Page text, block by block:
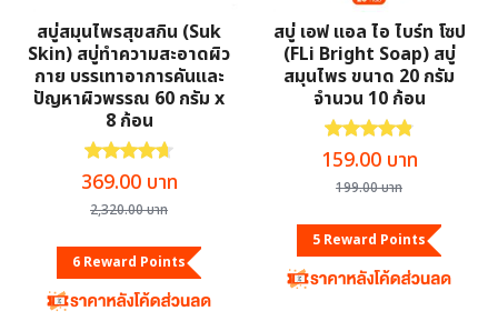
าชิก
อาหารและเครื่องดื่ม 3333
สินค้า
กาแฟเพื่อสุขภาพ 1212
สินค้า
อาหาร 55
สินค้า
เครื่องดื่มรังนก
เครื่องดื่มเพื่อสุขภาพ
ความงาม 7272
ครีมบำรุงผิวหน้า 99
สินค้า
เซรั่มบำรุงผิวหน้า 33
สินค้า
ครีมกันแดด 22
สบู่สมุนไพรสุขสกิน (Suk
Skin) สบู่ทำความสะอาดผิว
กาย บรรเทาอาการคันและ
ปัญหาผิวพรรณ 60 กรัม x
8 ก้อน
ให้คะแนน4.67
2,320.00บาท
Original
price
2,320.00 บาท.
369.00 บาทCurrent
369.00 บาท.
6 Reward Points
สบู่ เอฟ แอล ไอ ไบร์ท โซป
(FLi Bright Soap) สบู่
สมุนไพร ขนาด 20 กรัม
จำนวน 10 ก้อน
ให้คะแนน4.86
199.00บาท
Original
price
199.00 บาท.
159.00 บาทCurrent
159.00 บ
5 Reward Points